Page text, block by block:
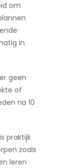
om
in
geen
of
na 10
praktijk
zoals
leren